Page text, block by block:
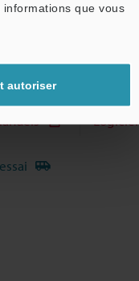
que vous
autoriser
Logiciel